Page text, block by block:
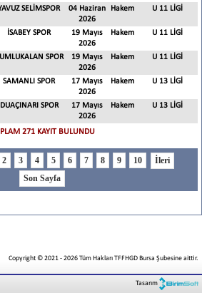
SELİMSPOR
04 Haziran
2026
Hakem U 11 LİGİ
İSABEY SPOR
19 Mayıs
2026
Hakem U 11 LİGİ
SPOR
19 Mayıs
2026
Hakem U 11 LİGİ
SAMANLI SPOR
17 Mayıs
2026
Hakem U 13 LİGİ
DUAÇINARI SPOR
17 Mayıs
2026
Hakem U 13 LİGİ
271 KAYIT BULUNDU
2 3 4 5 6 7 8 9 10
Copyright © 2021-2026Tüm Hakları TFFHGD Bursa Şubesine aittir.
Tasarım